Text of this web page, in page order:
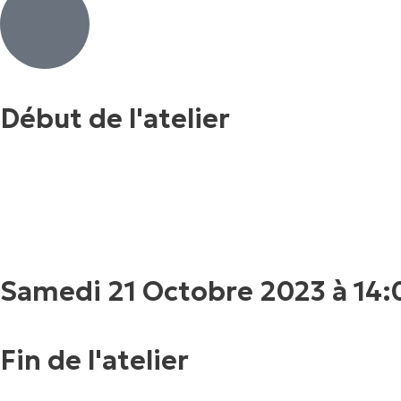
Début de l'atelier
Samedi 21 Octobre 2023 à
Fin de l'atelier